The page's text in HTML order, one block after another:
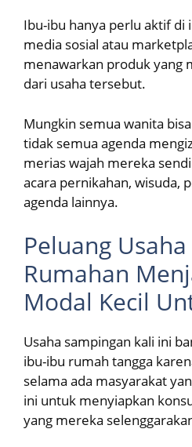
Ibu-ibu hanya perlu aktif di
media sosial atau
menawarkan produk yang
dari usaha tersebut.
Mungkin semua wanita
tidak semua agenda
merias wajah mereka
acara pernikahan, wisuda,
agenda lainnya.
Peluang
Rumahan
Modal Kecil
Usaha sampingan kali ini
ibu-ibu rumah tangga
selama ada masyarakat
ini untuk menyiapkan
yang mereka